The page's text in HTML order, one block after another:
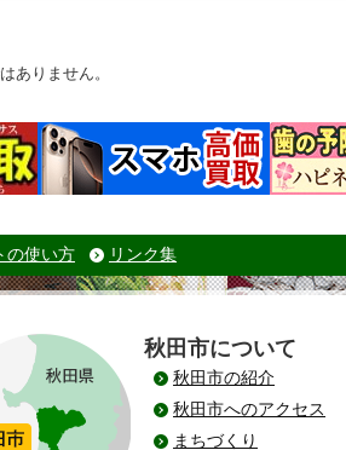
ありません。
の使い方 リンク集
秋田市について
秋田市の紹介
秋田市へのアクセス
まちづくり